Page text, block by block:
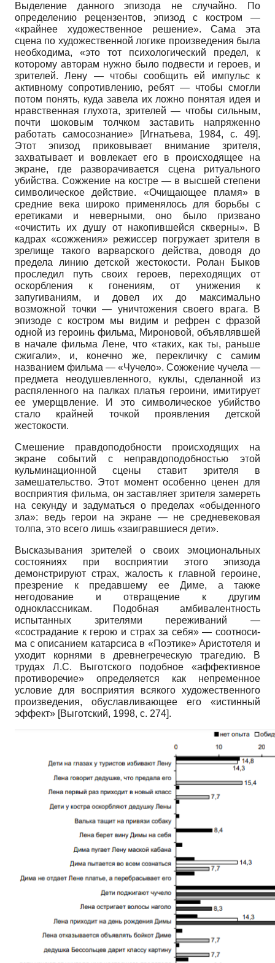
Выделение данного эпизода не случайно. По
определению рецензентов, эпизод с костром —
«крайнее художественное решение». Сама эта
сцена по художественной логике произведения была
необходима, «это тот психологический предел, к
которому авторам нужно было подвести и героев, и
зрителей. Лену — чтобы сообщить ей импульс к
активному сопротивлению, ребят — чтобы смогли
потом понять, куда завела их ложно понятая идея и
нравственная глухота, зрителей — чтобы сильным,
почти шоковым толчком заставить напряженно
работать самосознание»
[Игнатьева, 1984, с. 49].
Этот эпизод приковывает внимание зрителя,
захватывает и вовлекает его в происходящее на
экране, где разворачивается сцена ритуального
убийства. Сожжение на костре — в высшей степени
символическое действие. «Очищающее пламя» в
средние века широко применялось для борьбы с
еретиками и неверными, оно было призвано
«очистить их душу от накопившейся скверны». В
кадрах «сожжения» режиссер погружает зрителя в
зрелище такого варварского действа, доводя до
предела линию детской жестокости. Ролан Быков
проследил путь своих героев, переходящих от
оскорбления к гонениям, от унижения к
запугиваниям, и довел их до максимально
возможной точки — уничтожения своего врага. В
эпизоде с костром мы видим и рефрен с фразой
одной из героинь фильма, Мироновой, объявлявшей
в начале фильма Лене, что «таких, как ты, раньше
сжигали», и, конечно же, перекличку с самим
названием фильма — «Чучело». Сожжение чучела —
предмета неодушевленного, куклы, сделанной из
распяленного на палках платья героини, имитирует
ее умерщвление. И это символическое убийство
стало крайней точкой проявления детской
жестокости.
Смешение правдоподобности происходящих на
экране событий с неправдоподобностью этой
кульминационной сцены ставит зрителя в
замешательство. Этот момент особенно ценен для
восприятия фильма, он заставляет зрителя замереть
на секунду и задуматься о пределах «обыденного
зла»: ведь герои на экране — не средневековая
толпа, это всего лишь «заигравшиеся дети».
Высказывания зрителей о своих эмоциональных
состояниях при восприятии этого эпизода
демонстрируют страх, жалость к главной героине,
презрение к предавшему ее Диме, а также
негодование и отвращение к другим
одноклассникам. Подобная амбивалентность
испытанных зрителями переживаний —
«сострадание к герою и страх за себя» — соотноси­
ма с описанием катарсиса в «Поэтике» Аристотеля и
уходит корнями в древнегреческую трагедию. В
трудах Л.С. Выготского подобное «аффективное
противоречие» определяется как непременное
условие для восприятия всякого художественного
произведения, обуславливающее его «истинный
эффект» [Выготский, 1998, с. 274].